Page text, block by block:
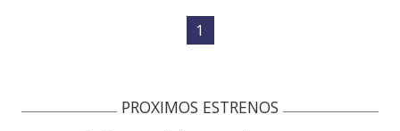
1
PROXIMOS ESTRENOS